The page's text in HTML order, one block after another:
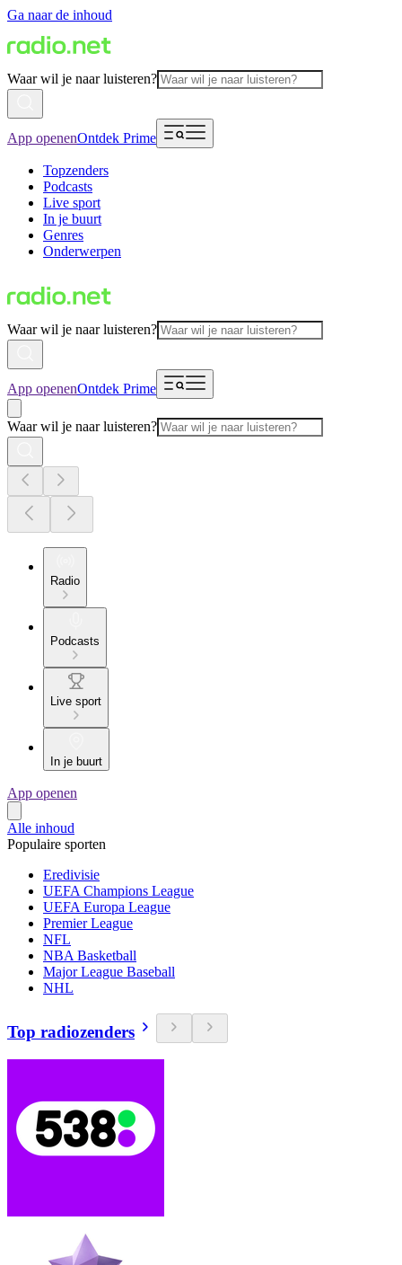
Ga naar de inhoud
Waar wil je naar luisteren?
App openenOntdek Prime
Topzenders
Podcasts
Live sport
In je buurt
Genres
Onderwerpen
Waar wil je naar luisteren?
App openenOntdek Prime
Waar wil je naar luisteren?
Radio
Podcasts
Live sport
In je buurt
App openen
Alle inhoud
Populaire sporten
Eredivisie
UEFA Champions League
UEFA Europa League
Premier League
NFL
NBA Basketball
Major League Baseball
NHL
Top radiozenders